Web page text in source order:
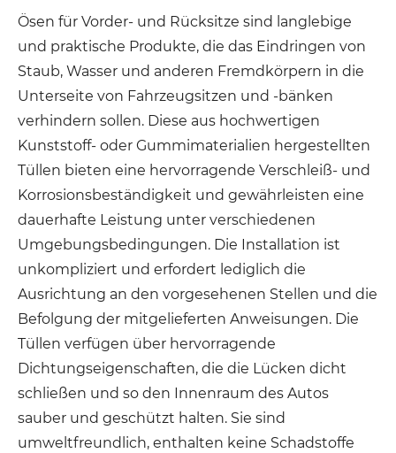
Ösen für Vorder- und Rücksitze sind langlebige
und praktische Produkte, die das Eindringen von
Staub, Wasser und anderen Fremdkörpern in die
Unterseite von Fahrzeugsitzen und -bänken
verhindern sollen. Diese aus hochwertigen
Kunststoff- oder Gummimaterialien hergestellten
Tüllen bieten eine hervorragende Verschleiß- und
Korrosionsbeständigkeit und gewährleisten eine
dauerhafte Leistung unter verschiedenen
Umgebungsbedingungen. Die Installation ist
unkompliziert und erfordert lediglich die
Ausrichtung an den vorgesehenen Stellen und die
Befolgung der mitgelieferten Anweisungen. Die
Tüllen verfügen über hervorragende
Dichtungseigenschaften, die die Lücken dicht
schließen und so den Innenraum des Autos
sauber und geschützt halten. Sie sind
umweltfreundlich, enthalten keine Schadstoffe